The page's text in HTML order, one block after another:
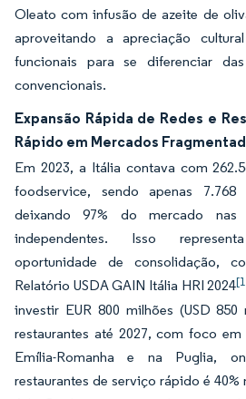
Oleato com infusão de azeite de
aproveitando a apreciação
funcionais para se diferenciar
convencionais.
Expansão Rápida de Redes e
Rápido em Mercados
Em 2023, a Itália contava com
foodservice, sendo apenas 7.768
deixando 97% do mercado nas
independentes. Isso
oportunidade de consolidação,
Relatório USDA GAIN Itália HRI 2024
investir EUR 800 milhões (USD
restaurantes até 2027, com foco em
Emília-Romanha e na Puglia,
restaurantes de serviço rápido é